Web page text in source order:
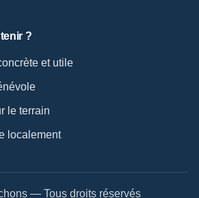
?
et utile
le terrain
localement
— Tous droits réservés